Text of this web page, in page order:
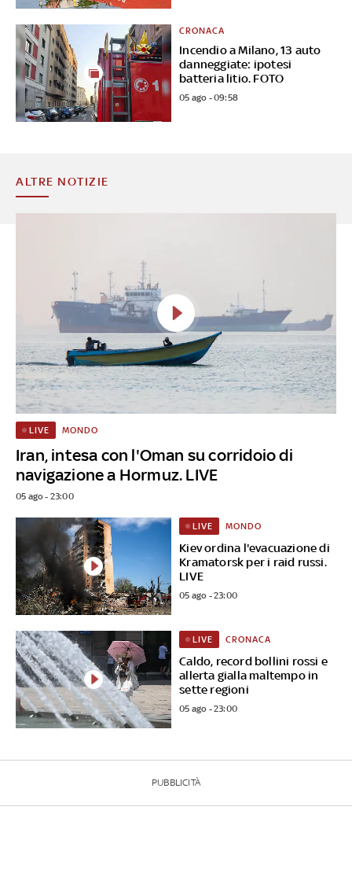
Incendio a Milano, 13 auto
danneggiate: ipotesi
batteria litio. FOTO
CRONACA
05 ago - 09:58
ALTRE NOTIZIE
Iran, intesa con l'Oman su corridoio di
navigazione a Hormuz. LIVE
LIVE MONDO
05 ago - 23:00
Kiev ordina l'evacuazione di
Kramatorsk per i raid russi.
LIVE
LIVE MONDO
05 ago - 23:00
Caldo, record bollini rossi e
allerta gialla maltempo in
sette regioni
LIVE CRONACA
05 ago - 23:00
PUBBLICITÀ